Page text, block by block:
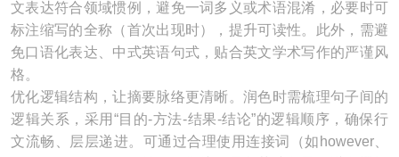
文表达符合领域惯例，避免一词多义或术语混淆，必要时可
标注缩写的全称（首次出现时），提升可读性。此外，需避
免口语化表达、中式英语句式，贴合英文学术写作的严谨风
格。
优化逻辑结构，让摘要脉络更清晰。润色时需梳理句子间的
逻辑关系，采用“目的-方法-结果-结论”的逻辑顺序，确保行
文流畅、层层递进。可通过合理使用连接词（如however、